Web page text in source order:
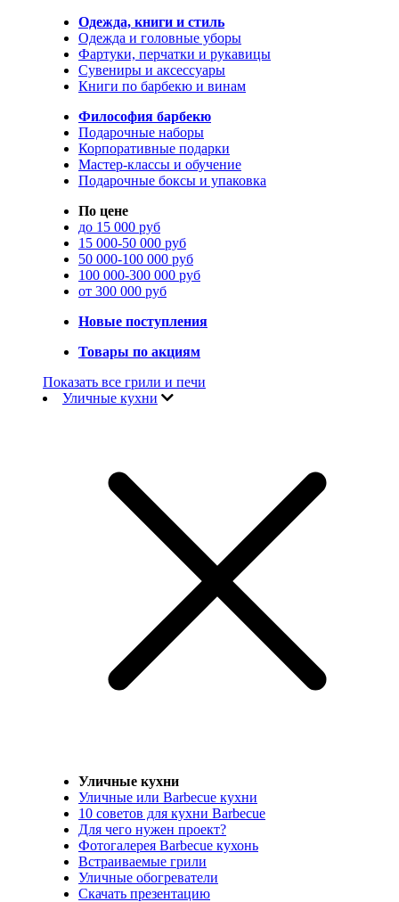
Одежда, книги и стиль
Одежда и головные уборы
Фартуки, перчатки и рукавицы
Сувениры и аксессуары
Книги по барбекю и винам
Философия барбекю
Подарочные наборы
Корпоративные подарки
Мастер-классы и обучение
Подарочные боксы и упаковка
По цене
до 15 000 руб
15 000-50 000 руб
50 000-100 000 руб
100 000-300 000 руб
от 300 000 руб
Новые поступления
Товары по акциям
Показать все грили и печи
Уличные кухни
Уличные кухни
Уличные или Barbecue кухни
10 советов для кухни Barbecue
Для чего нужен проект?
Фотогалерея Barbecue кухонь
Встраиваемые грили
Уличные обогреватели
Скачать презентацию